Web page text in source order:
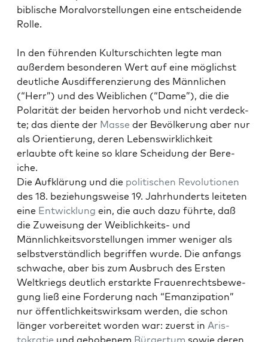
bib­lis­che Moralvorstel­lun­gen eine entschei­dende
Rolle.
In den führen­den Kul­turschicht­en legte man
außer­dem beson­deren Wert auf eine möglichst
deut­liche Aus­d­if­feren­zierung des Männlichen
(“Herr”) und des Weib­lichen (“Dame”), die die
Polar­ität der bei­den her­vorhob und nicht verdeck­
te; das diente der Masse der Bevölkerung aber nur
als Ori­en­tierung, deren Lebenswirk­lichkeit
erlaubte oft keine so klare Schei­dung der Bere­
iche.
Die Aufk­lärung und die poli­tis­chen Rev­o­lu­tio­nen
des 18. beziehungsweise 19. Jahrhun­derts leit­eten
eine Entwick­lung ein, die auch dazu führte, daß
die Zuweisung der Weib­lichkeits- und
Männlichkeitsvorstel­lun­gen immer weniger als
selb­stver­ständlich begrif­f­en wurde. Die anfangs
schwache, aber bis zum Aus­bruch des Ersten
Weltkriegs deut­lich erstark­te Frauen­rechts­be­we­
gung ließ eine Forderung nach “Emanzi­pa­tion”
nur öffentlichkeitswirk­sam wer­den, die schon
länger vor­bere­it­et wor­den war: zuerst in Aris­
tokratie und gehoben­em Bürg­er­tum sowie deren